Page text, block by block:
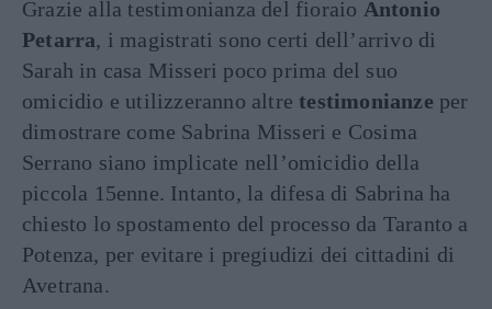
Grazie alla testimonianza del fioraio Antonio
Petarra, i magistrati sono certi dell’arrivo di
Sarah in casa Misseri poco prima del suo
omicidio e utilizzeranno altretestimonianze per
dimostrare come Sabrina Misseri e Cosima
Serrano siano implicate nell’omicidio della
piccola 15enne. Intanto, la difesa di Sabrina ha
chiesto lo spostamento del processo da Taranto a
Potenza, per evitare i pregiudizi dei cittadini di
Avetrana.